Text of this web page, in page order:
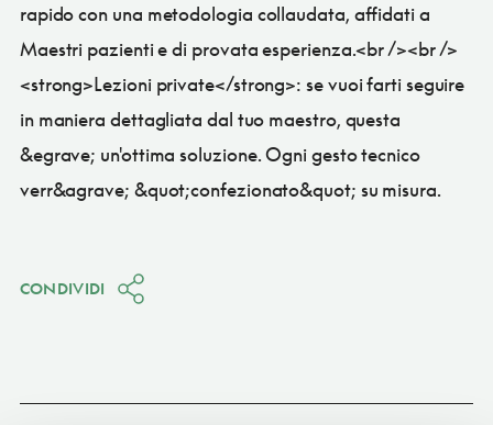
rapido con una metodologia collaudata, affidati a
Maestri pazienti e di provata esperienza.<br /><br />
<strong>Lezioni private</strong>: se vuoi farti seguire
in maniera dettagliata dal tuo maestro, questa
&egrave; un'ottima soluzione. Ogni gesto tecnico
verr&agrave; &quot;confezionato&quot; su misura.
CONDIVIDI